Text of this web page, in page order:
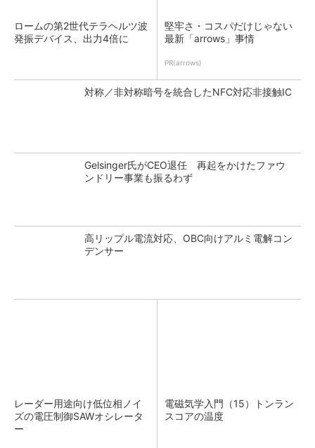
ロームの第2世代テラヘルツ波
発振デバイス、出力4倍に
堅牢さ・コスパだけじゃない
最新「arrows」事情
PR(arrows)
対称／非対称暗号を統合したNFC対応非接触IC
Gelsinger氏がCEO退任 再起をかけたファウ
ンドリー事業も振るわず
高リップル電流対応、OBC向けアルミ電解コン
デンサー
レーダー用途向け低位相ノイ
ズの電圧制御SAWオシレータ
ー
電磁気学入門（15）トンラン
スコアの温度